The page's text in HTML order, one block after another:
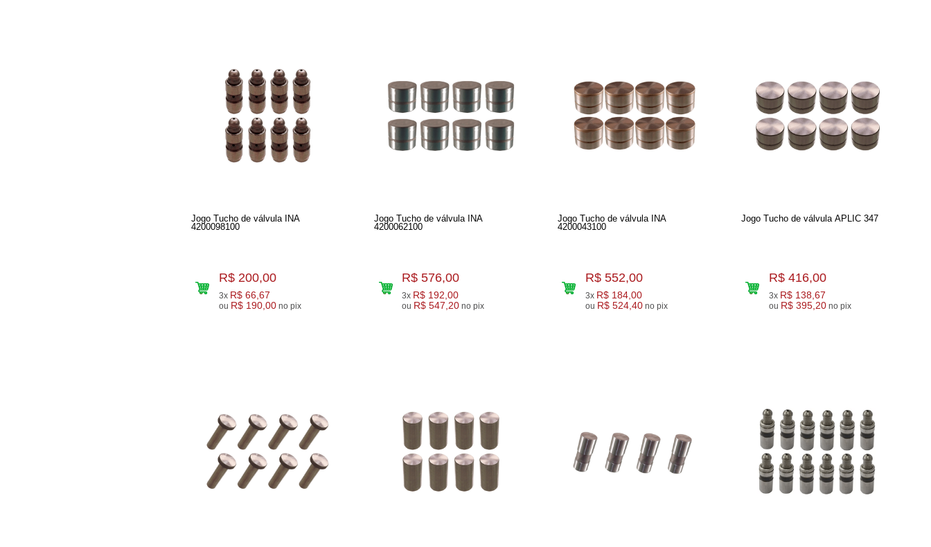
Jogo Tucho de válvula INA
4200098100
R$ 200,00
3x R$ 66,67
ou R$ 190,00 no pix
Jogo Tucho de válvula INA
4200062100
R$ 576,00
3x R$ 192,00
ou R$ 547,20 no pix
Jogo Tucho de válvula INA
4200043100
R$ 552,00
3x R$ 184,00
ou R$ 524,40 no pix
Jogo Tucho de válvula APLIC 347
R$ 416,00
3x R$ 138,67
ou R$ 395,20 no pix